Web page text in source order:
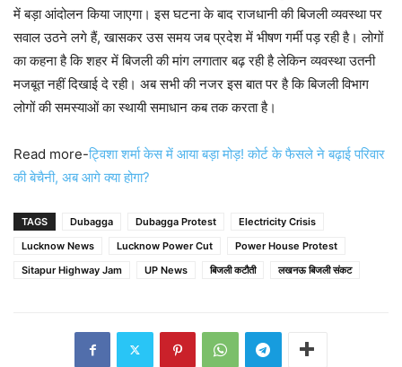
में बड़ा आंदोलन किया जाएगा। इस घटना के बाद राजधानी की बिजली व्यवस्था पर
सवाल उठने लगे हैं, खासकर उस समय जब प्रदेश में भीषण गर्मी पड़ रही है। लोगों
का कहना है कि शहर में बिजली की मांग लगातार बढ़ रही है लेकिन व्यवस्था उतनी
मजबूत नहीं दिखाई दे रही। अब सभी की नजर इस बात पर है कि बिजली विभाग
लोगों की समस्याओं का स्थायी समाधान कब तक करता है।
Read more-ट्विशा शर्मा केस में आया बड़ा मोड़! कोर्ट के फैसले ने बढ़ाई परिवार
की बेचैनी, अब आगे क्या होगा?
TAGS Dubagga Dubagga Protest
Electricity Crisis
Lucknow News
Lucknow Power Cut
Power House Protest
Sitapur Highway Jam
UP News बिजली कटौती लखनऊ बिजली संकट